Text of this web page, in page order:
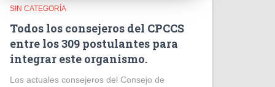
SIN CATEGORÍA
Todos los consejeros del CPCCS
entre los 309 postulantes para
integrar este organismo.
Los actuales consejeros del Consejo de